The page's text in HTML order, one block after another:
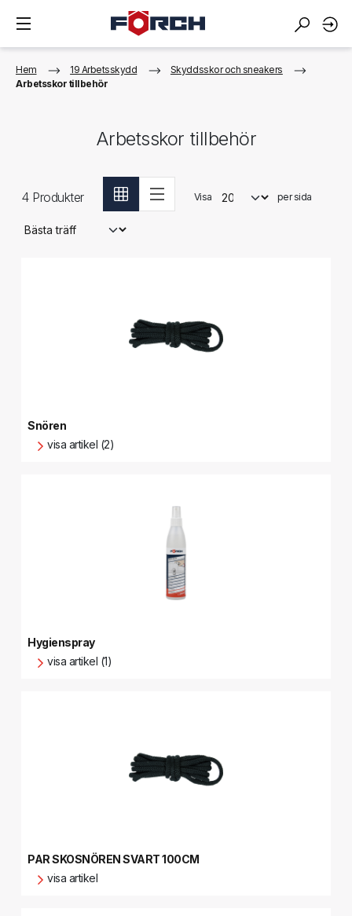
Hem 19 Arbetsskydd
Skyddsskor och sneakers
Arbetsskor tillbehör
Arbetsskor tillbehör
4Produkter Visa per sida
Snören
visa artikel (2)
Hygienspray
visa artikel (1)
PAR SKOSNÖREN SVART 100CM
visa artikel